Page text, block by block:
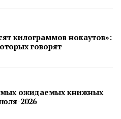
килограммов нокаутов»:
говорят
ожидаемых книжных
2026